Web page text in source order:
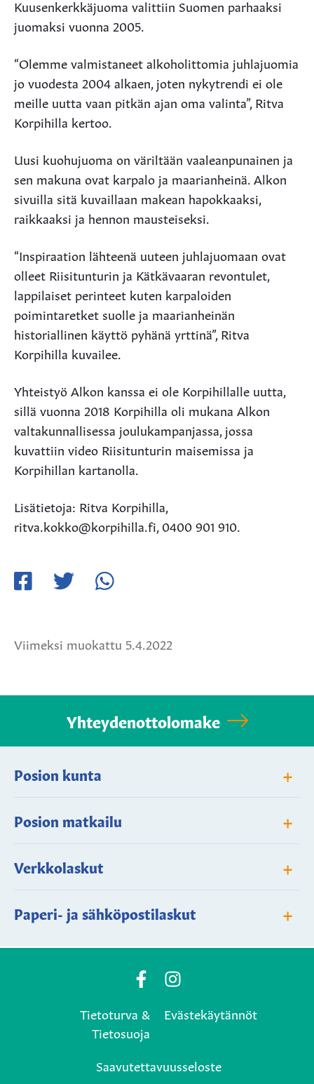
Kuusenkerkkäjuoma valittiin Suomen parhaaksi
juomaksi vuonna 2005.
“Olemme valmistaneet alkoholittomia juhlajuomia
jo vuodesta 2004 alkaen, joten nykytrendi ei ole
meille uutta vaan pitkän ajan oma valinta”, Ritva
Korpihilla kertoo.
Uusi kuohujuoma on väriltään vaaleanpunainen ja
sen makuna ovat karpalo ja maarianheinä. Alkon
sivuilla sitä kuvaillaan makean hapokkaaksi,
raikkaaksi ja hennon mausteiseksi.
“Inspiraation lähteenä uuteen juhlajuomaan ovat
olleet Riisitunturin ja Kätkävaaran revontulet,
lappilaiset perinteet kuten karpaloiden
poimintaretket suolle ja maarianheinän
historiallinen käyttö pyhänä yrttinä”, Ritva
Korpihilla kuvailee.
Yhteistyö Alkon kanssa ei ole Korpihillalle uutta,
sillä vuonna 2018 Korpihilla oli mukana Alkon
valtakunnallisessa joulukampanjassa, jossa
kuvattiin video Riisitunturin maisemissa ja
Korpihillan kartanolla.
Lisätietoja: Ritva Korpihilla,
ritva.kokko@korpihilla.fi, 0400 901 910.
Viimeksi muokattu 5.4.2022
Yhteydenottolomake
Posion kunta +
Posion matkailu +
Verkkolaskut +
Paperi- ja sähköpostilaskut +
Posio
Facebook
page
Posio
Instagram
Tietoturva &
Tietosuoja
Evästekäytännöt
Saavutettavuusseloste